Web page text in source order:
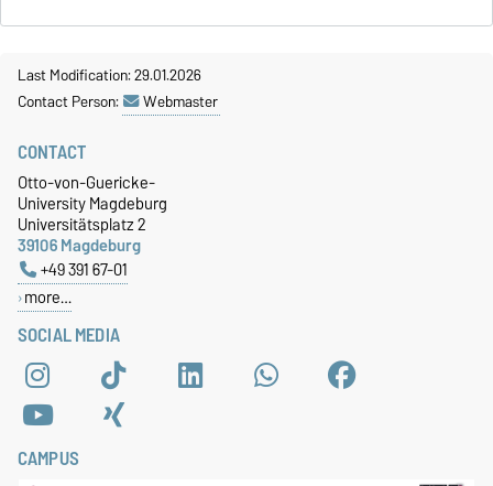
Last Modification: 29.01.2026
Contact Person:
Webmaster
SOCIAL MEDIA
CONTACT
Otto-von-Guericke-
University Magdeburg
Universitätsplatz 2
39106 Magdeburg
+49 391 67-01
more…
CAMPUS